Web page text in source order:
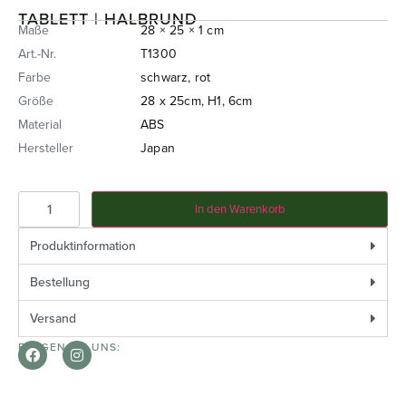
TABLETT | HALBRUND
Maße
28 × 25 × 1 cm
Art.-Nr.
T1300
Farbe
schwarz, rot
Größe
28 x 25cm, H1, 6cm
Material
ABS
Hersteller
Japan
In den Warenkorb
Produktinformation
Bestellung
Versand
FOLGEN SIE UNS: